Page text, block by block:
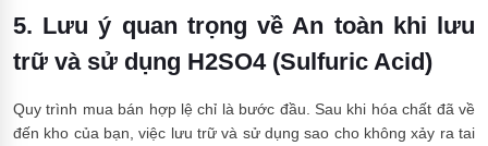
5. Lưu ý quan trọng về An toàn khi lưu
trữ và sử dụng H2SO4 (Sulfuric Acid)
Quy trình mua bán hợp lệ chỉ là bước đầu. Sau khi hóa chất đã về
đến kho của bạn, việc lưu trữ và sử dụng sao cho không xảy ra tai